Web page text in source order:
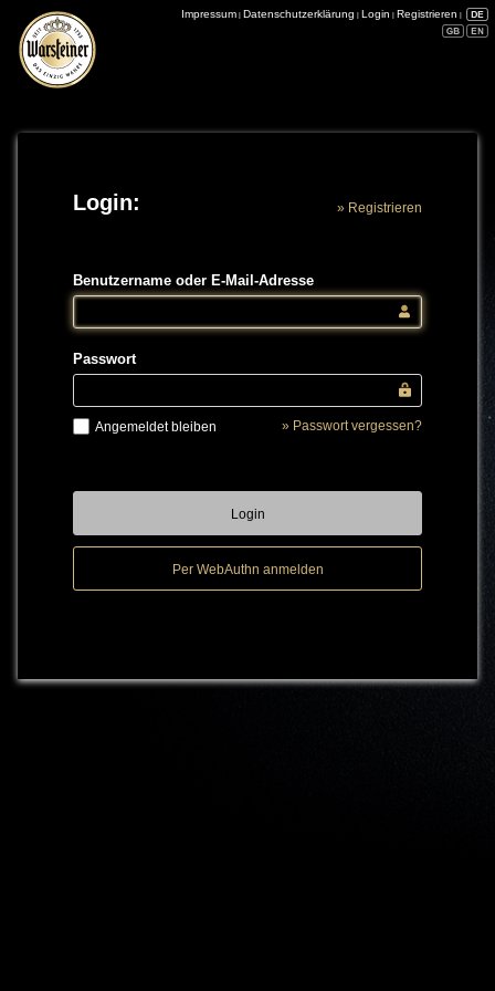
Impressum Datenschutzerklärung Login Registrieren
Login: » Registrieren
Benutzername oder E-Mail-Adresse
Passwort
Angemeldet bleiben » Passwort vergessen?
Login
Per WebAuthn anmelden